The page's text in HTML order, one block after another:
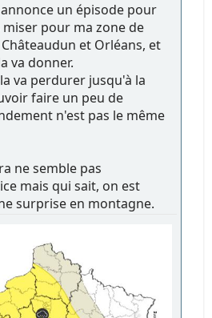
un épisode pour
pour ma zone de
et Orléans, et
va donner.
va perdurer jusqu'à la
faire un peu de
n'est pas le même
ne semble pas
mais qui sait, on est
surprise en montagne.